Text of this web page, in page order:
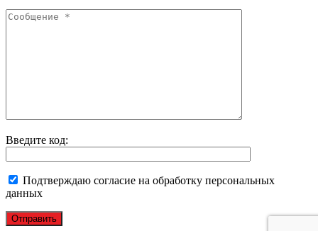
Введите код:
Подтверждаю согласие на обработку персональных
данных